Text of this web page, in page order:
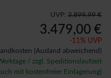
UVP: 3.899,99 €
3.479,00 €
-11 % UVP
(Ausland abweichend)
/ zzgl. Speditionslaufzeit
mit kostenfreier Einlagerung)